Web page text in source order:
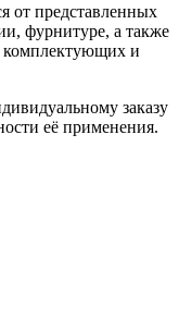
от представленных
фурнитуре, а также
комплектующих и
заказу
её применения.